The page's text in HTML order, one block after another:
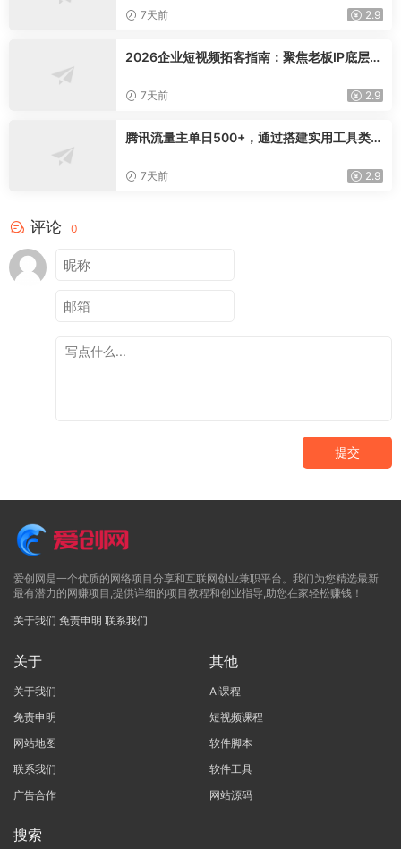
卷实现长效业绩增长
7天前 2.9
2026企业短视频拓客指南：聚焦老板IP底层逻
交完整获客链路
7天前 2.9
腾讯流量主单日500+，通过搭建实用工具类小
7天前 2.9
评论 0
提交
爱创网是一个优质的网络项目分享和互联网创业兼职平台。我们为您精选最新
最有潜力的网赚项目,提供详细的项目教程和创业指导,助您在家轻松赚钱！
关于我们 免责申明 联系我们
关于
关于我们
免责申明
网站地图
联系我们
广告合作
其他
AI课程
短视频课程
软件脚本
软件工具
网站源码
搜索